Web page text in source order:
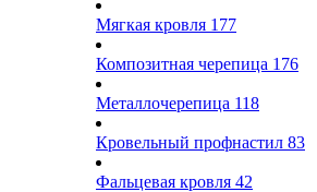
Мягкая кровля 177
Композитная черепица 176
Металлочерепица 118
Кровельный профнастил 83
Фальцевая кровля 42